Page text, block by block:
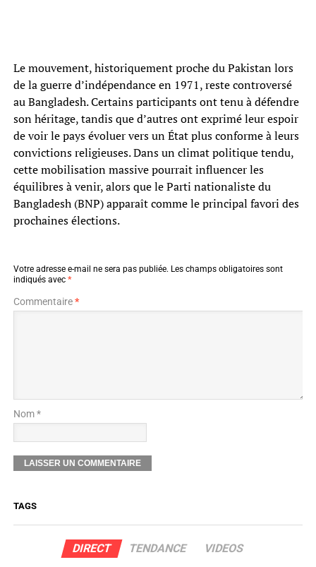
Le mouvement, historiquement proche du Pakistan lors
de la guerre d’indépendance en 1971, reste controversé
au Bangladesh. Certains participants ont tenu à défendre
son héritage, tandis que d’autres ont exprimé leur espoir
de voir le pays évoluer vers un État plus conforme à leurs
convictions religieuses. Dans un climat politique tendu,
cette mobilisation massive pourrait influencer les
équilibres à venir, alors que le Parti nationaliste du
Bangladesh (BNP) apparaît comme le principal favori des
prochaines élections.
Votre adresse e-mail ne sera pas publiée. Les champs obligatoires sont
indiqués avec *
Commentaire*
Nom *
TAGS
DIRECT TENDANCE VIDEOS